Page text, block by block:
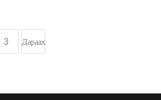
3 Дараах